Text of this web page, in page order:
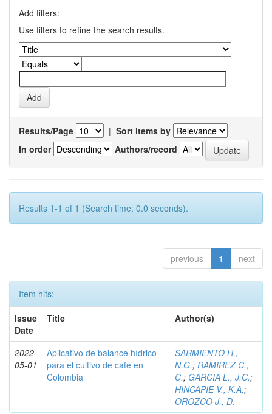
Add filters:
Use filters to refine the search results.
Results/Page | Sort items by
In order
Authors/record
Results 1-1 of 1 (Search time: 0.0 seconds).
previous 1 next
Item hits:
Issue
Date
Title Author(s)
2022-
05-01
Aplicativo de balance hídrico
para el cultivo de café en
Colombia
SARMIENTO H.,
N.G.; RAMIREZ C.,
C.; GARCIA L., J.C.;
HINCAPIE V., K.A.;
OROZCO J., D.